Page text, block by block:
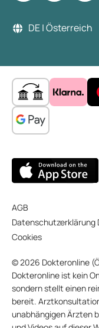
DE | Österreich
AGB
Datenschutzerklärung
Cookies
© 2026 Dokteronline
Dokteronline ist kein
sondern stellt einen
bereit.
unabhängigen Ärzten